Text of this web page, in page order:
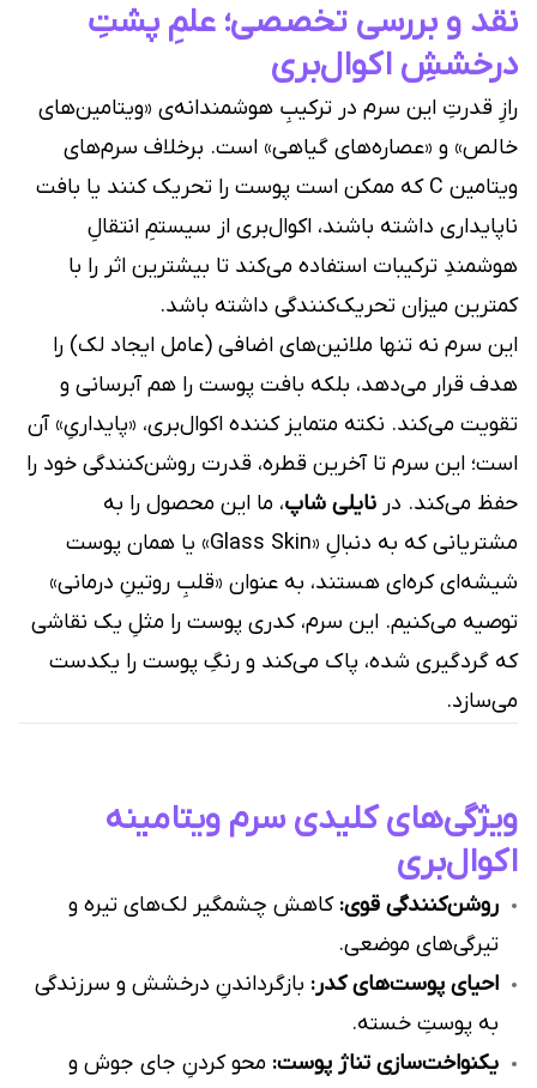
نقد و بررسی تخصصی؛ علمِ پشتِ
درخششِ اکوال‌بری
رازِ قدرتِ این سرم در ترکیبِ هوشمندانه‌ی «ویتامین‌های
خالص» و «عصاره‌های گیاهی» است. برخلاف سرم‌های
ویتامین C که ممکن است پوست را تحریک کنند یا بافت
ناپایداری داشته باشند، اکوال‌بری از سیستمِ انتقالِ
هوشمندِ ترکیبات استفاده می‌کند تا بیشترین اثر را با
کمترین میزان تحریک‌کنندگی داشته باشد.
این سرم نه تنها ملانین‌های اضافی (عامل ایجاد لک) را
هدف قرار می‌دهد، بلکه بافت پوست را هم آبرسانی و
تقویت می‌کند. نکته متمایز کننده اکوال‌بری، «پایداریِ» آن
است؛ این سرم تا آخرین قطره، قدرت روشن‌کنندگی خود را
حفظ می‌کند. در نایلی شاپ، ما این محصول را به
مشتریانی که به دنبالِ «Glass Skin» یا همان پوست
شیشه‌ای کره‌ای هستند، به عنوان «قلبِ روتینِ درمانی»
توصیه می‌کنیم. این سرم، کدری پوست را مثلِ یک نقاشی
که گردگیری شده، پاک می‌کند و رنگِ پوست را یکدست
می‌سازد.
ویژگی‌های کلیدی سرم ویتامینه
اکوال‌بری
روشن‌کنندگی قوی: کاهش چشمگیر لک‌های تیره و
تیرگی‌های موضعی.
احیای پوست‌های کدر: بازگرداندنِ درخشش و سرزندگی
به پوستِ خسته.
یکنواخت‌سازی تناژ پوست: محو کردنِ جای جوش و